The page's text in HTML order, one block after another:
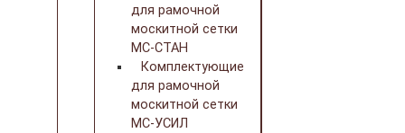
для рамочной
москитной сетки
МС-СТАН
Комплектующие
для рамочной
москитной сетки
МС-УСИЛ